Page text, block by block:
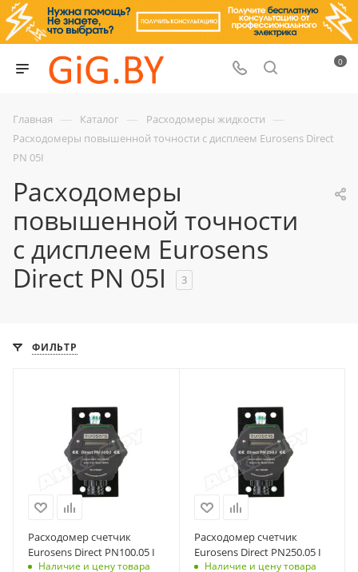
0
Главная — Каталог — Расходомеры жидкости —
Расходомеры повышенной точности с дисплеем Eurosens Direct
PN 05I
Расходомеры
повышенной точности
с дисплеем Eurosens
Direct PN 05I
3
ФИЛЬТР
Расходомер счетчик
Eurosens Direct PN100.05 I
Наличие и цену товара
Расходомер счетчик
Eurosens Direct PN250.05 I
Наличие и цену товара